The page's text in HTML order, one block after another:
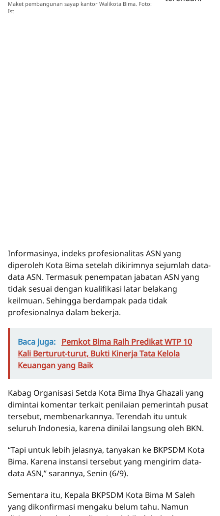
Maket pembangunan sayap kantor Walikota Bima. Foto:
Ist
Informasinya, indeks profesionalitas ASN yang
diperoleh Kota Bima setelah dikirimnya sejumlah data-
data ASN. Termasuk penempatan jabatan ASN yang
tidak sesuai dengan kualifikasi latar belakang
keilmuan. Sehingga berdampak pada tidak
profesionalnya dalam bekerja.
Baca juga: Pemkot Bima Raih Predikat WTP 10
Kali Berturut-turut, Bukti Kinerja Tata Kelola
Keuangan yang Baik
Kabag Organisasi Setda Kota Bima Ihya Ghazali yang
dimintai komentar terkait penilaian pemerintah pusat
tersebut, membenarkannya. Terendah itu untuk
seluruh Indonesia, karena dinilai langsung oleh BKN.
“Tapi untuk lebih jelasnya, tanyakan ke BKPSDM Kota
Bima. Karena instansi tersebut yang mengirim data-
data ASN,” sarannya, Senin (6/9).
Sementara itu, Kepala BKPSDM Kota Bima M Saleh
yang dikonfirmasi mengaku belum tahu. Namun